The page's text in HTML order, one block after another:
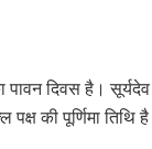
दिवस है। सूर्यदेव
की पूर्णिमा तिथि